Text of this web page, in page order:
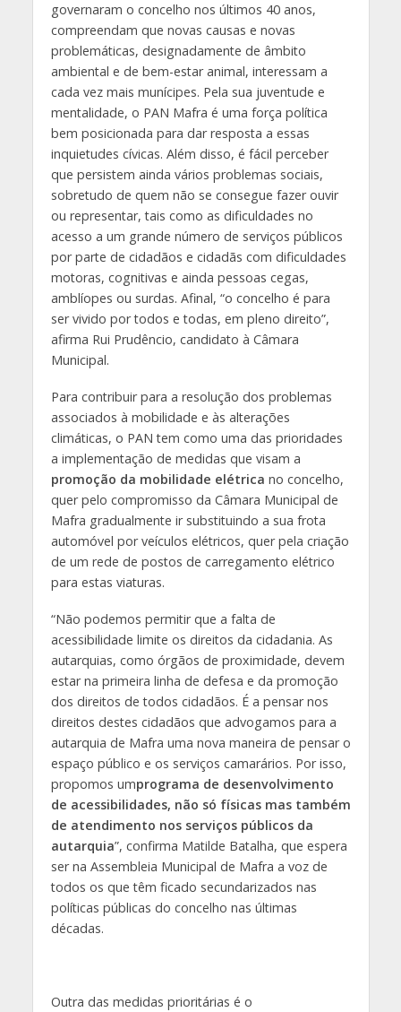
governaram o concelho nos últimos 40 anos,
compreendam que novas causas e novas
problemáticas, designadamente de âmbito
ambiental e de bem-estar animal, interessam a
cada vez mais munícipes. Pela sua juventude e
mentalidade, o PAN Mafra é uma força política
bem posicionada para dar resposta a essas
inquietudes cívicas. Além disso, é fácil perceber
que persistem ainda vários problemas sociais,
sobretudo de quem não se consegue fazer ouvir
ou representar, tais como as dificuldades no
acesso a um grande número de serviços públicos
por parte de cidadãos e cidadãs com dificuldades
motoras, cognitivas e ainda pessoas cegas,
amblíopes ou surdas. Afinal, “o concelho é para
ser vivido por todos e todas, em pleno direito”,
afirma Rui Prudêncio, candidato à Câmara
Municipal.
Para contribuir para a resolução dos problemas
associados à mobilidade e às alterações
climáticas, o PAN tem como uma das prioridades
a implementação de medidas que visam a
promoção da mobilidade elétrica no concelho,
quer pelo compromisso da Câmara Municipal de
Mafra gradualmente ir substituindo a sua frota
automóvel por veículos elétricos, quer pela criação
de um rede de postos de carregamento elétrico
para estas viaturas.
“Não podemos permitir que a falta de
acessibilidade limite os direitos da cidadania. As
autarquias, como órgãos de proximidade, devem
estar na primeira linha de defesa e da promoção
dos direitos de todos cidadãos. É a pensar nos
direitos destes cidadãos que advogamos para a
autarquia de Mafra uma nova maneira de pensar o
espaço público e os serviços camarários. Por isso,
propomos umprograma de desenvolvimento
de acessibilidades, não só físicas mas também
de atendimento nos serviços públicos da
autarquia”, confirma Matilde Batalha, que espera
ser na Assembleia Municipal de Mafra a voz de
todos os que têm ficado secundarizados nas
políticas públicas do concelho nas últimas
décadas.
Outra das medidas prioritárias é o